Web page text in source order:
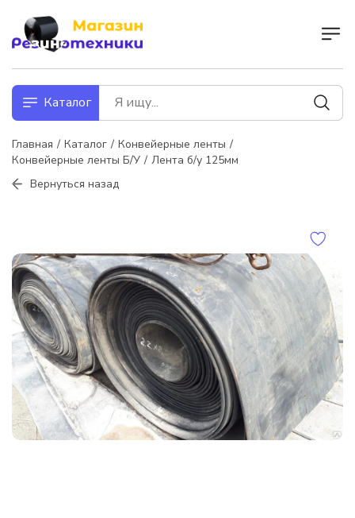
Каталог
Главная Каталог
Конвейерные ленты
Конвейерные ленты Б/У
Лента б/у 125мм
Вернуться назад